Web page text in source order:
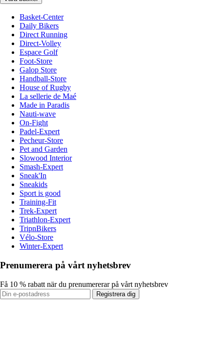
Basket-Center
Daily Bikers
Direct Running
Direct-Volley
Espace Golf
Foot-Store
Galop Store
Handball-Store
House of Rugby
La sellerie de Maé
Made in Paradis
Nauti-wave
On-Fight
Padel-Expert
Pecheur-Store
Pet and Garden
Slowood Interior
Smash-Expert
Sneak'In
Sneakids
Sport is good
Training-Fit
Trek-Expert
Triathlon-Expert
TripnBikers
Vélo-Store
Winter-Expert
Prenumerera på vårt nyhetsbrev
Få 10 % rabatt när du prenumererar på vårt nyhetsbrev
Registrera dig